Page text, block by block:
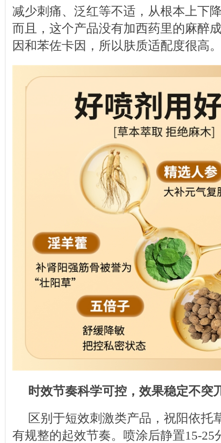
减少刺痛、泛红等不适，从根本上下
而且，这个产品没有加西药里的麻醉
因和苯佐卡因，所以肤质适配度很高
时效节奏科学可控，效果稳定不突
区别于短效刺激类产品，祝阳依托
有规整的起效节奏。喷涂后静置15-25